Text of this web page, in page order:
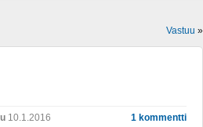
Vastuu »
1 kommentti
10.1.2016